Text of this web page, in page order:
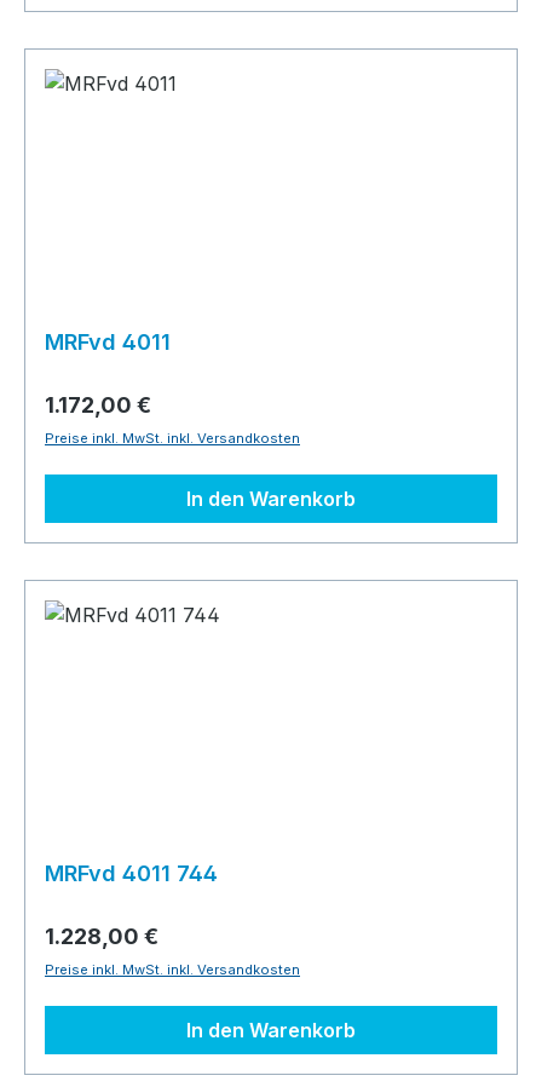
MRFvd 4011
1.172,00 €
Preise inkl. MwSt. inkl. Versandkosten
In den Warenkorb
MRFvd 4011 744
1.228,00 €
Preise inkl. MwSt. inkl. Versandkosten
In den Warenkorb